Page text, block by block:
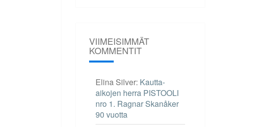
VIIMEISIMMÄT
KOMMENTIT
Elina Silver: Kautta-
aikojen herra PISTOOLI
nro 1. Ragnar Skanåker
90 vuotta